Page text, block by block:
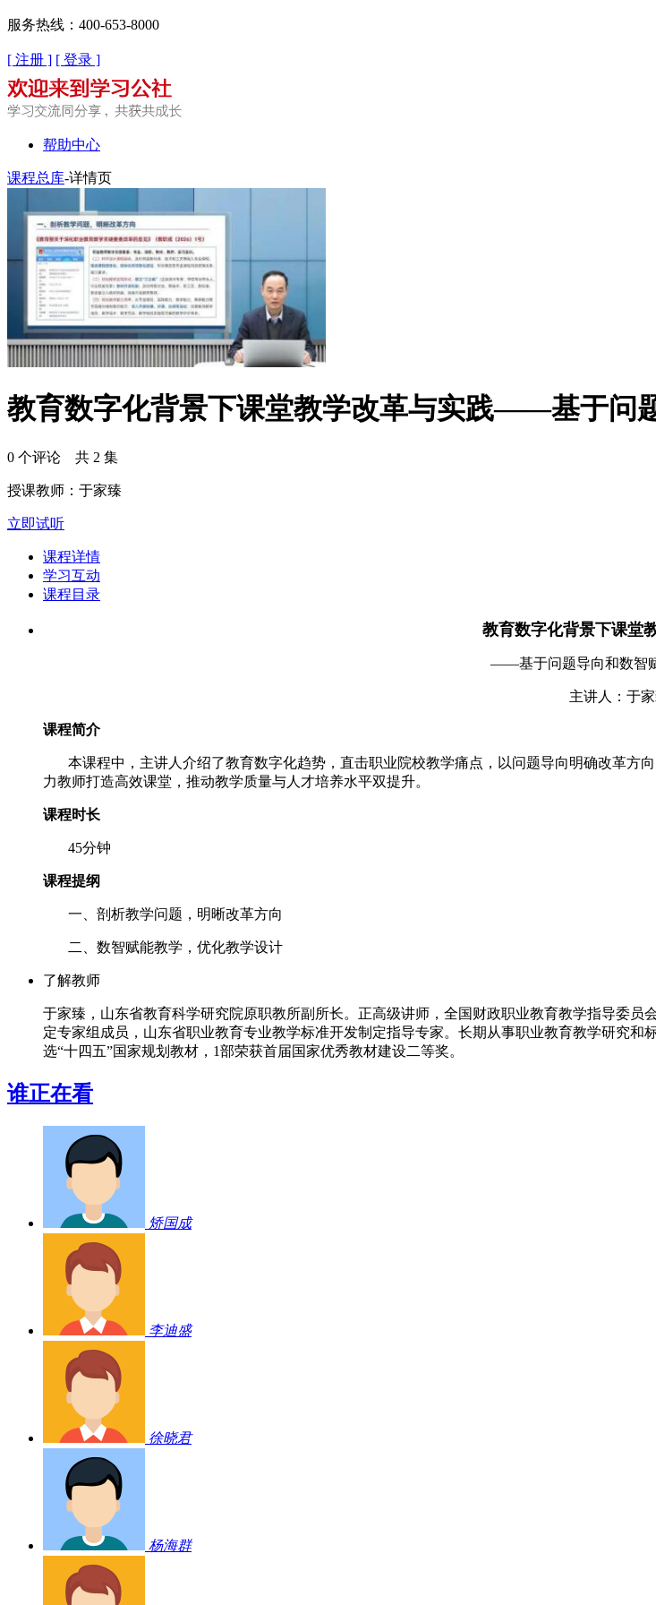
服务热线：400-653-8000
[ 注册 ] [ 登录 ]
帮助中心
课程总库-详情页
教育数字化背景下课堂教学改革与实践——基于问
0 个评论 共 2 集
授课教师：于家臻
立即试听
课程详情
学习互动
课程目录
教育数字化背景下课堂
——基于问题导向和数智
主讲人：于
课程简介
本课程中，主讲人介绍了教育数字化趋势，直击职业院校教学痛点，以问题导向明确改革方
力教师打造高效课堂，推动教学质量与人才培养水平双提升。
课程时长
45分钟
课程提纲
一、剖析教学问题，明晰改革方向
二、数智赋能教学，优化教学设计
了解教师
于家臻，山东省教育科学研究院原职教所副所长。正高级讲师，全国财政职业教育教学指导委
定专家组成员，山东省职业教育专业教学标准开发制定指导专家。长期从事职业教育教学研究
选“十四五”国家规划教材，1部荣获首届国家优秀教材建设二等奖。
谁正在看
矫国成
李迪盛
徐晓君
杨海群